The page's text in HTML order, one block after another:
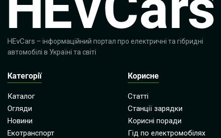
HEvCars – інформаційний портал про електричні та гібридні
автомобілі в Україні та світі
Категорії
Каталог
Огляди
Новини
Екотранспорт
Корисне
Статті
Станції зарядки
Корисні поради
Гід по електромобілях